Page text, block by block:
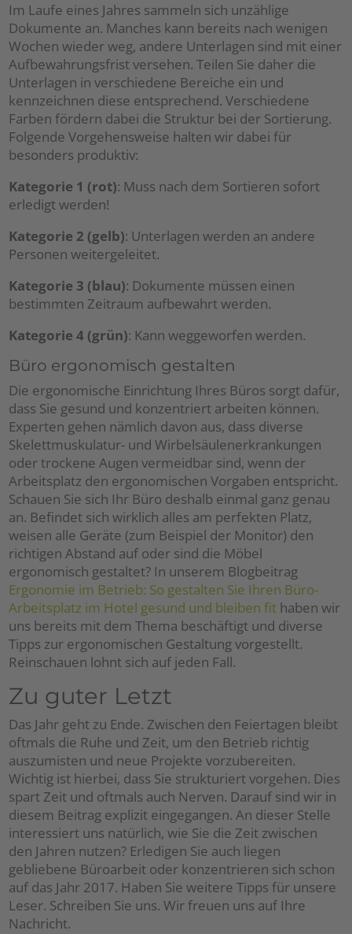
Im Laufe eines Jahres sammeln sich unzählige
Dokumente an. Manches kann bereits nach wenigen
Wochen wieder weg, andere Unterlagen sind mit einer
Aufbewahrungsfrist versehen. Teilen Sie daher die
Unterlagen in verschiedene Bereiche ein und
kennzeichnen diese entsprechend. Verschiedene
Farben fördern dabei die Struktur bei der Sortierung.
Folgende Vorgehensweise halten wir dabei für
besonders produktiv:
Kategorie 1 (rot): Muss nach dem Sortieren sofort
erledigt werden!
Kategorie 2 (gelb): Unterlagen werden an andere
Personen weitergeleitet.
Kategorie 3 (blau): Dokumente müssen einen
bestimmten Zeitraum aufbewahrt werden.
Kategorie 4 (grün): Kann weggeworfen werden.
Büro ergonomisch gestalten
Die ergonomische Einrichtung Ihres Büros sorgt dafür,
dass Sie gesund und konzentriert arbeiten können.
Experten gehen nämlich davon aus, dass diverse
Skelettmuskulatur- und Wirbelsäulenerkrankungen
oder trockene Augen vermeidbar sind, wenn der
Arbeitsplatz den ergonomischen Vorgaben entspricht.
Schauen Sie sich Ihr Büro deshalb einmal ganz genau
an. Befindet sich wirklich alles am perfekten Platz,
weisen alle Geräte (zum Beispiel der Monitor) den
richtigen Abstand auf oder sind die Möbel
ergonomisch gestaltet? In unserem Blogbeitrag
Ergonomie im Betrieb: So gestalten Sie Ihren Büro-
Arbeitsplatz im Hotel gesund und bleiben fit haben wir
uns bereits mit dem Thema beschäftigt und diverse
Tipps zur ergonomischen Gestaltung vorgestellt.
Reinschauen lohnt sich auf jeden Fall.
Zu guter Letzt
Das Jahr geht zu Ende. Zwischen den Feiertagen bleibt
oftmals die Ruhe und Zeit, um den Betrieb richtig
auszumisten und neue Projekte vorzubereiten.
Wichtig ist hierbei, dass Sie strukturiert vorgehen. Dies
spart Zeit und oftmals auch Nerven. Darauf sind wir in
diesem Beitrag explizit eingegangen. An dieser Stelle
interessiert uns natürlich, wie Sie die Zeit zwischen
den Jahren nutzen? Erledigen Sie auch liegen
gebliebene Büroarbeit oder konzentrieren sich schon
auf das Jahr 2017. Haben Sie weitere Tipps für unsere
Leser. Schreiben Sie uns. Wir freuen uns auf Ihre
Nachricht.